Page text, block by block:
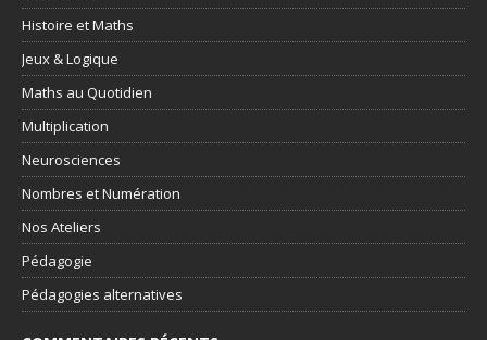
Histoire et Maths
Jeux & Logique
Maths au Quotidien
Multiplication
Neurosciences
Nombres et Numération
Nos Ateliers
Pédagogie
Pédagogies alternatives